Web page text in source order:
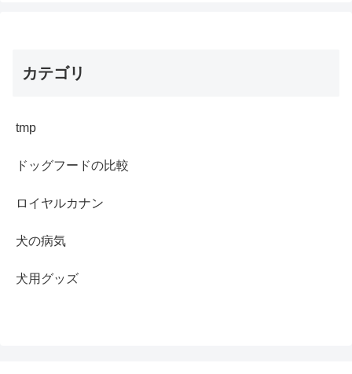
カテゴリ
tmp
ドッグフードの比較
ロイヤルカナン
犬の病気
犬用グッズ